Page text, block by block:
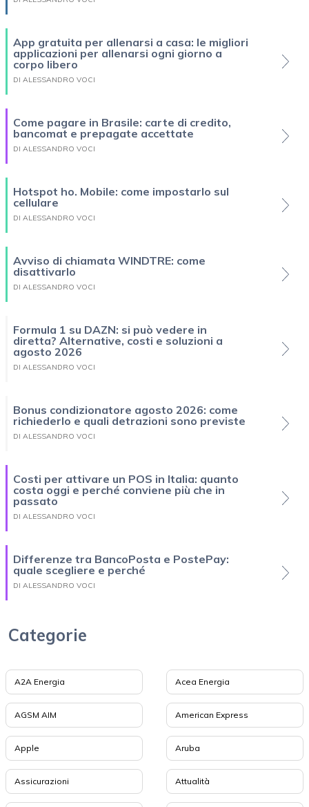
App gratuita per allenarsi a casa: le migliori
applicazioni per allenarsi ogni giorno a
corpo libero
DI ALESSANDRO VOCI
Come pagare in Brasile: carte di credito,
bancomat e prepagate accettate
DI ALESSANDRO VOCI
Hotspot ho. Mobile: come impostarlo sul
cellulare
DI ALESSANDRO VOCI
Avviso di chiamata WINDTRE: come
disattivarlo
DI ALESSANDRO VOCI
Formula 1 su DAZN: si può vedere in
diretta? Alternative, costi e soluzioni a
agosto 2026
DI ALESSANDRO VOCI
Bonus condizionatore agosto 2026: come
richiederlo e quali detrazioni sono previste
DI ALESSANDRO VOCI
Costi per attivare un POS in Italia: quanto
costa oggi e perché conviene più che in
passato
DI ALESSANDRO VOCI
Differenze tra BancoPosta e PostePay:
quale scegliere e perché
DI ALESSANDRO VOCI
Categorie
A2A Energia Acea Energia
AGSM AIM American Express
Apple Aruba
Assicurazioni Attualità